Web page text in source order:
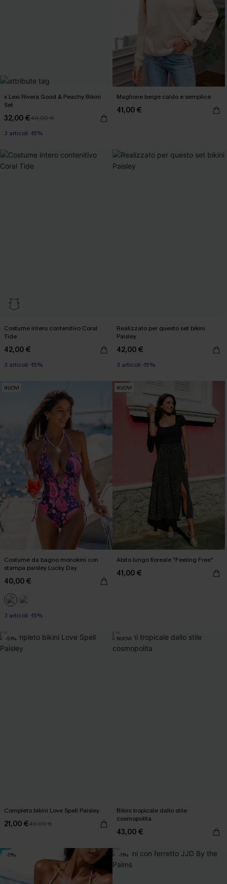
x Lexi Rivera Good & Peachy Bikini
Set
32,00 €40,00 €
3 articoli -15%
Maglione beige caldo e semplice
41,00 €
Costume intero contenitivo Coral
Tide
42,00 €
3 articoli -15%
Realizzato per questo set bikini
Paisley
42,00 €
3 articoli -15%
NUOVI
Costume da bagno monokini con
stampa paisley Lucky Day
40,00 €
3 articoli -15%
NUOVI
Abito lungo floreale "Feeling Free"
41,00 €
-51%
Completo bikini Love Spell Paisley
21,00 €43,00 €
NUOVI
Bikini tropicale dallo stile
cosmopolita
43,00 €
-11% -11%